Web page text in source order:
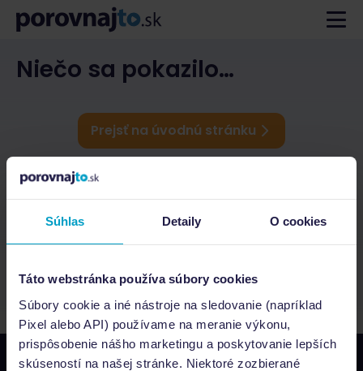
Súhlas Detaily O cookies
Táto webstránka používa súbory cookies
Súbory cookie a iné nástroje na sledovanie (napríklad
Pixel alebo API) používame na meranie výkonu,
prispôsobenie nášho marketingu a poskytovanie lepších
skúseností na našej stránke. Niektoré zozbierané
Niečo sa pokazilo…
Prejsť na úvodnú stránku